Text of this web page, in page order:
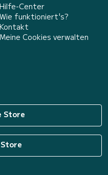
Hilfe-Center
Wie funktioniert's?
Kontakt
Meine Cookies verwalten
Store